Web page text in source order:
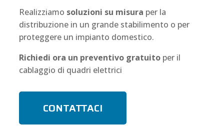
Realizziamo soluzioni su misura per la
distribuzione in un grande stabilimento o per
proteggere un impianto domestico.
Richiedi ora un preventivo gratuito per il
cablaggio di quadri elettrici
CONTATTACI